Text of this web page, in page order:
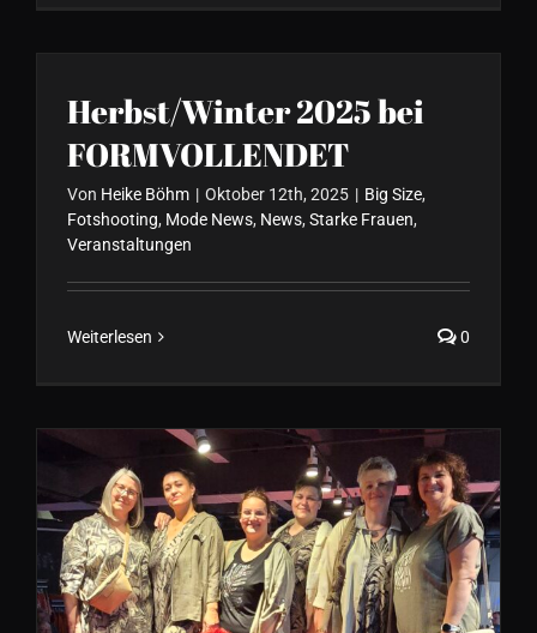
Herbst/Winter 2025 bei
FORMVOLLENDET
Von Heike Böhm | Oktober 12th, 2025 | Big Size,
Fotshooting, Mode News, News, Starke Frauen,
Veranstaltungen
Weiterlesen 0